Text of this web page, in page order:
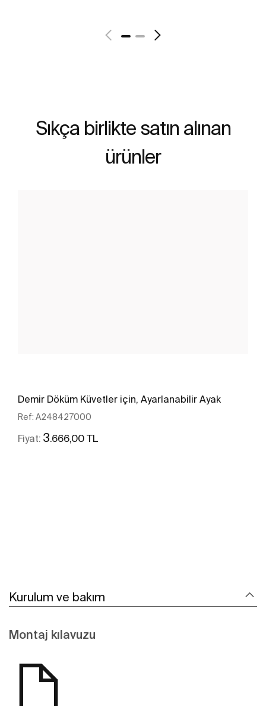
Sıkça birlikte satın alınan
ürünler
Demir Döküm Küvetler için, Ayarlanabilir Ayak
Ref: A248427000
Fiyat: 3.666,00 TL
Kurulum ve bakım
Montaj kılavuzu